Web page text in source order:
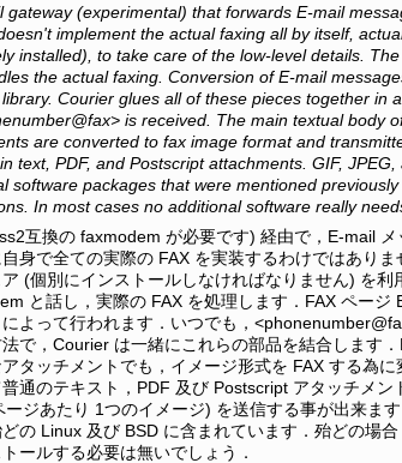
gateway (experimental) that forwards E-mail
implement the actual faxing all by itself,
installed), to take care of the low-level details.
the actual faxing. Conversion of E-mail
library. Courier glues all of these pieces together in
is received. The main textual body
are converted to fax image format and
text, PDF, and Postscript attachments. GIF,
software packages that were mentioned
In most cases no additional software really
互換の faxmodem が必要です) 経由で，E-mail
身で全ての実際の FAX を実装するわけではあり
(個別にインストールしなければなりません) を利
と話し，実際の FAX を処理します．FAX ページ
よって行われます．いつでも，
で，Courier は一緒にこれらの部品を結合します
アタッチメントでも，イメージ形式を FAX する為
普通のテキスト，PDF 及び Postscript アタッチメ
ージあたり 1つのイメージ) を送信する事が出来ま
の Linux 及び BSD に含まれています．殆どの場
ールする必要は無いでしょう．